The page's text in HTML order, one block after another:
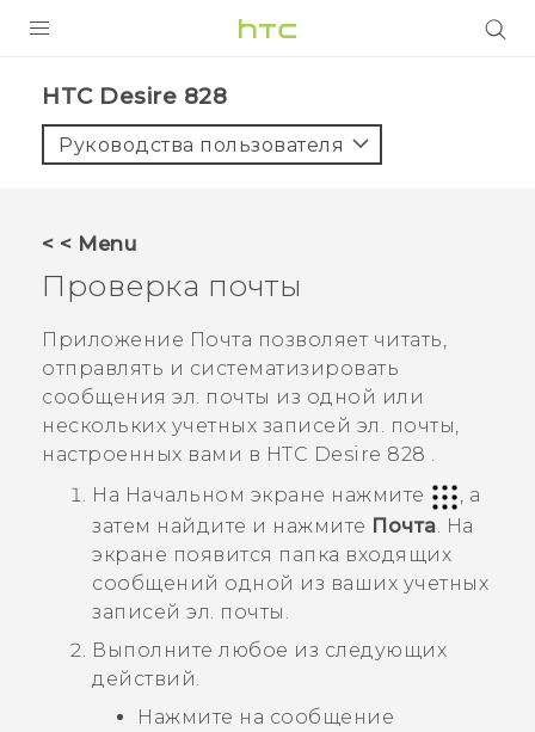
5G
ПОДДЕРЖКА
HTC Desire 828‎
Руководства пользователя
< < Menu
Проверка почты
Приложение Почта позволяет читать,
отправлять и систематизировать
сообщения эл. почты из одной или
нескольких учетных записей эл. почты,
настроенных вами в HTC Desire 828 .
На Начальном экране нажмите
, а
затем найдите и нажмите Почта На
экране появится папка входящих
сообщений одной из ваших учетных
записей эл. почты.
Выполните любое из следующих
действий.
Нажмите на сообщение